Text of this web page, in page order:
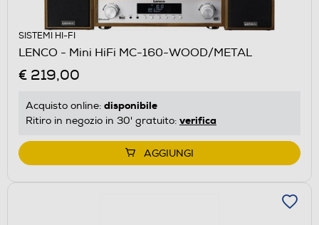
SISTEMI HI-FI
LENCO - Mini HiFi MC-160-WOOD/METAL
€ 219,00
Acquisto online: disponibile
Ritiro in negozio in 30' gratuito: verifica
AGGIUNGI